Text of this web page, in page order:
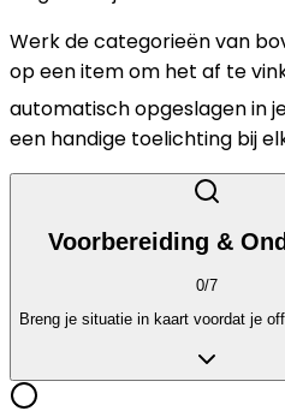
Werk de categorieën van
op een item om het af te
automatisch opgeslagen in
een handige toelichting bij
Voorbereiding &
0/7
Breng je situatie in kaart voordat je